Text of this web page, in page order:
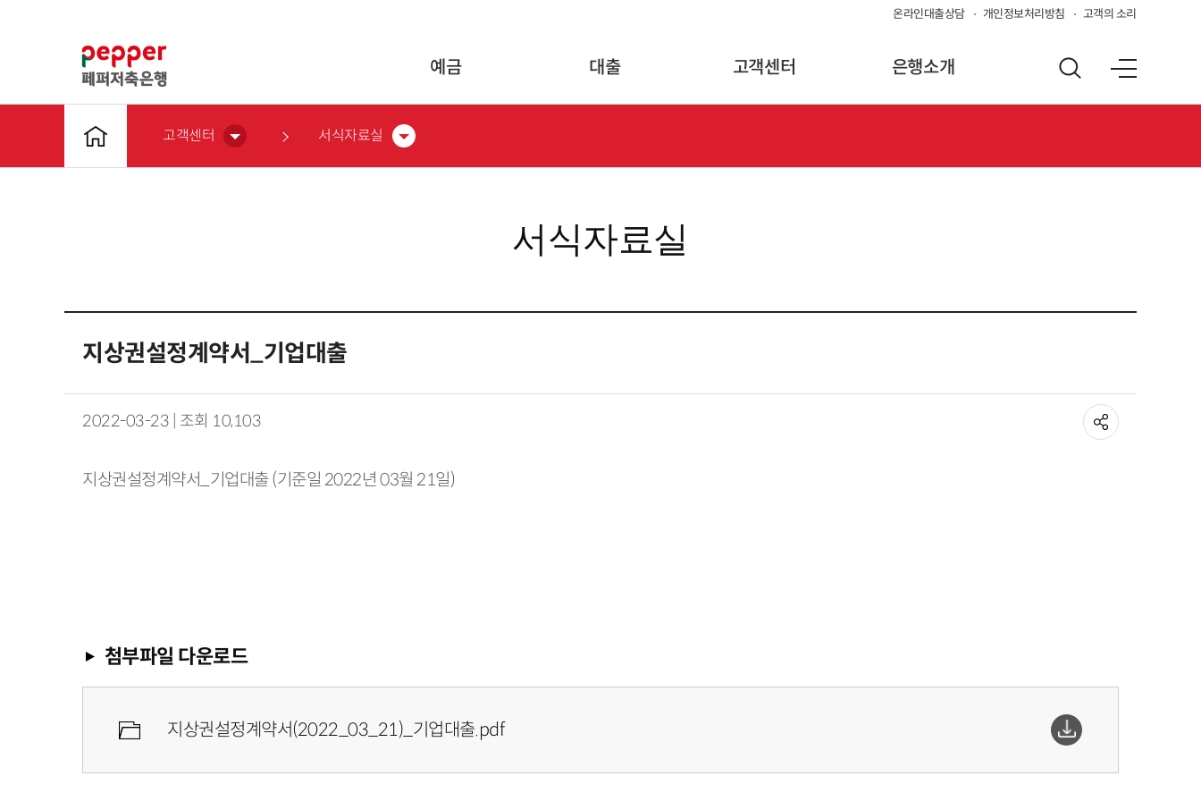
온라인대출상담 개인정보처리방침 고객의 소리
예금 대출 고객센터 은행소개
고객센터 서식자료실
서식자료실
지상권설정계약서_기업대출
2022-03-23 | 조회 10,103
지상권설정계약서_기업대출 (기준일 2022년 03월 21일)
첨부파일 다운로드
지상권설정계약서(2022_03_21)_기업대출.pdf